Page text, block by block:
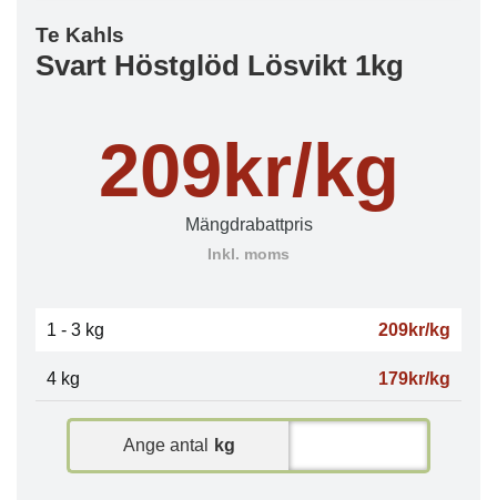
Te Kahls
Svart Höstglöd Lösvikt 1kg
209kr/kg
Mängdrabattpris
Inkl. moms
1 - 3 kg 209kr/kg
4 kg 179kr/kg
Ange antal kg